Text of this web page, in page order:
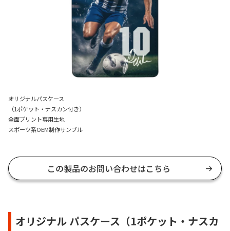
オリジナルパスケース
（1ポケット・ナスカン付き）
全面プリント専用生地
スポーツ系OEM制作サンプル
この製品のお問い合わせはこちら
オリジナル パスケース（1ポケット・ナスカ